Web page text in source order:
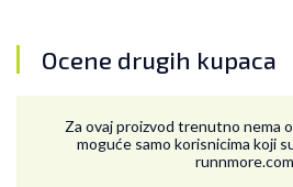
Ocene drugih kupaca
Za ovaj proizvod trenutno nema
moguće samo korisnicima koji